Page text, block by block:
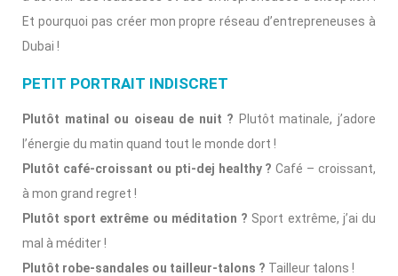
Et pourquoi pas créer mon propre réseau d’entrepreneuses à
Dubai !
PETIT PORTRAIT INDISCRET
Plutôt matinal ou oiseau de nuit ? Plutôt matinale, j’adore
l’énergie du matin quand tout le monde dort !
Plutôt café-croissant ou pti-dej healthy ?Café – croissant,
à mon grand regret !
Plutôt sport extrême ou méditation ? Sport extrême, j’ai du
mal à méditer !
Plutôt robe-sandales ou tailleur-talons ? Tailleur talons !